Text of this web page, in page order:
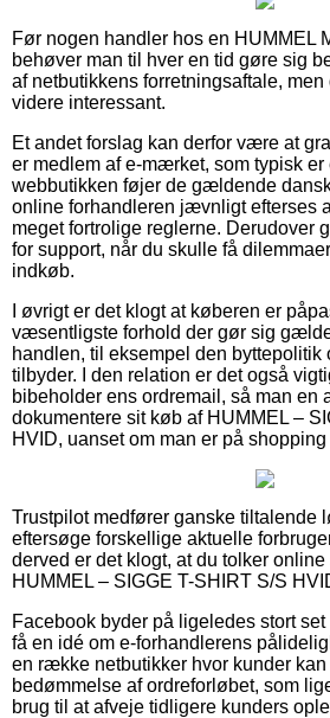
Før nogen handler hos en HUMMEL
behøver man til hver en tid gøre sig
af netbutikkens forretningsaftale,
videre interessant.
Et andet forslag kan derfor være at
er medlem af e-mærket, som typisk er
webbutikken føjer de gældende
online forhandleren jævnligt efterses
meget fortrolige reglerne. Derudover
for support, når du skulle få
indkøb.
I øvrigt er det klogt at køberen er
væsentligste forhold der gør sig
handlen, til eksempel den byttepolitik
tilbyder. I den relation er det også
bibeholder ens ordremail, så man en
dokumentere sit køb af HUMMEL –
HVID, uanset om man er på
Trustpilot medfører ganske tiltalende
eftersøge forskellige aktuelle
derved er det klogt, at du tolker
HUMMEL – SIGGE T-SHIRT S/S
Facebook byder på ligeledes stort
få en idé om e-forhandlerens
en række netbutikker hvor kunder kan
bedømmelse af ordreforløbet, som
brug til at afveje tidligere kunders